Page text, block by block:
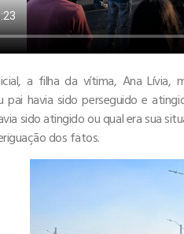
a filha da vítima, Ana Lívia,
pai havia sido perseguido e
sido atingido ou qual era sua
dos fatos.